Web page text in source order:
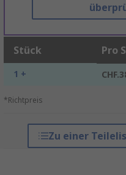
Stück Pro
1 +
*Richtpreis
Zu einer